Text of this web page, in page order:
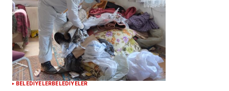
BELEDİYELERBELEDİYELER